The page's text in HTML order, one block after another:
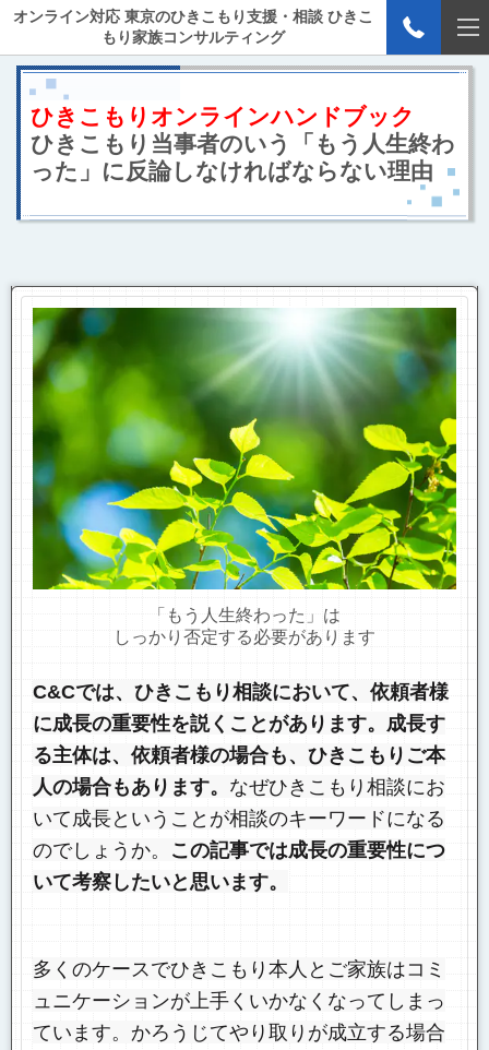
オンライン対応 東京のひきこもり支援・相談 ひきこ
もり家族コンサルティング
ひきこもりオンラインハンドブック
ひきこもり当事者のいう「もう人生終わ
った」に反論しなければならない理由
「もう人生終わった」は
しっかり否定する必要があります
C&Cでは、ひきこもり相談において、依頼者様
に成長の重要性を説くことがあります。成長す
る主体は、依頼者様の場合も、ひきこもりご本
人の場合もあります。 なぜひきこもり相談にお
いて成長ということが相談のキーワードになる
のでしょうか。 この記事では成長の重要性につ
いて考察したいと思います。
多くのケースでひきこもり本人とご家族はコミ
ュニケーションが上手くいかなくなってしまっ
ています。かろうじてやり取りが成立する場合